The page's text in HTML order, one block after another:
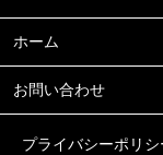
ホーム
お問い合わせ
プライバシーポリシ